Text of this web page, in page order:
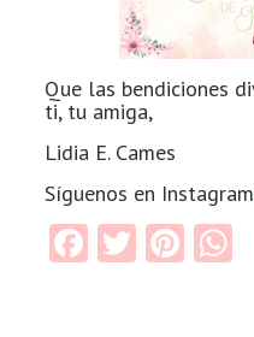
Que las bendiciones
ti, tu amiga,
Lidia E. Cames
Síguenos en
Facebook
Twitter